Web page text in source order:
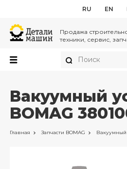
RU EN
Продажа
техники, сервис,
Вакуумный
BOMAG
Главная Запчасти BOMAG Вакуумный